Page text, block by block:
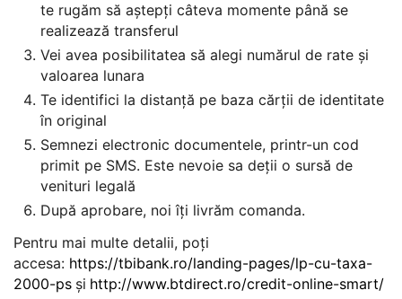
te rugăm să aștepți câteva momente până se
realizează transferul
Vei avea posibilitatea să alegi numărul de rate și
valoarea lunara
Te identifici la distanță pe baza cărții de identitate
în original
Semnezi electronic documentele, printr-un cod
primit pe SMS. Este nevoie sa deții o sursă de
venituri legală
După aprobare, noi îți livrăm comanda.
Pentru mai multe detalii, poți
accesa: https://tbibank.ro/landing-pages/lp-cu-taxa-
2000-ps și http://www.btdirect.ro/credit-online-smart/